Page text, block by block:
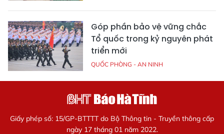
Góp phần bảo vệ vững chắc
Tổ quốc trong kỷ nguyên phát
triển mới
QUỐC PHÒNG - AN NINH
Giấy phép số: 15/GP-BTTTT do Bộ Thông tin - Truyền thông cấp
ngày 17 tháng 01 năm 2022.